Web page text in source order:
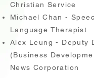
Christian Service
Michael Chan -
Language Therapist
Alex Leung - Deputy
(Business
News Corporation